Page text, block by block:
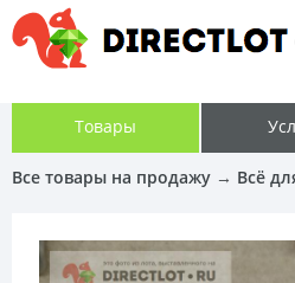
Товары
Все товары на продажу → Всё